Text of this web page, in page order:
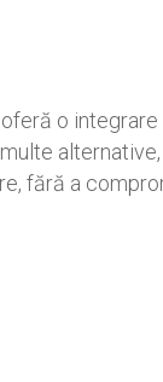
o
fără a